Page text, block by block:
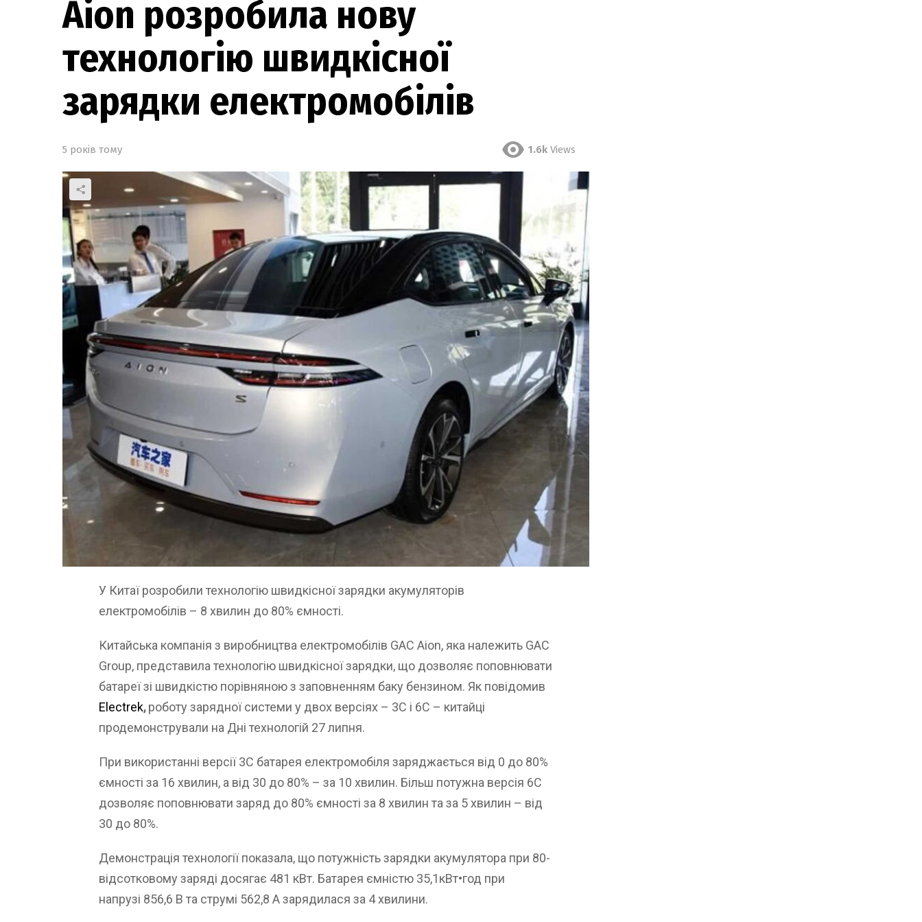
Aion розробила нову
технологію швидкісної
зарядки електромобілів
5 років тому 1.6k Views
У Китаї розробили технологію швидкісної зарядки акумуляторів
електромобілів – 8 хвилин до 80% ємності.
Китайська компанія з виробництва електромобілів GAC Aion, яка належить GAC
Group, представила технологію швидкісної зарядки, що дозволяє поповнювати
батареї зі швидкістю порівняною з заповненням баку бензином. Як повідомив
Electrek,роботу зарядної системи у двох версіях – 3С і 6С – китайці
продемонстрували на Дні технологій 27 липня.
При використанні версії 3С батарея електромобіля заряджається від 0 до 80%
ємності за 16 хвилин, а від 30 до 80% – за 10 хвилин. Більш потужна версія 6С
дозволяє поповнювати заряд до 80% ємності за 8 хвилин та за 5 хвилин – від
30 до 80%.
Демонстрація технології показала, що потужність зарядки акумулятора при 80-
відсотковому заряді досягає 481 кВт. Батарея ємністю 35,1кВт•год при
напрузі 856,6 В та струмі 562,8 А зарядилася за 4 хвилини.